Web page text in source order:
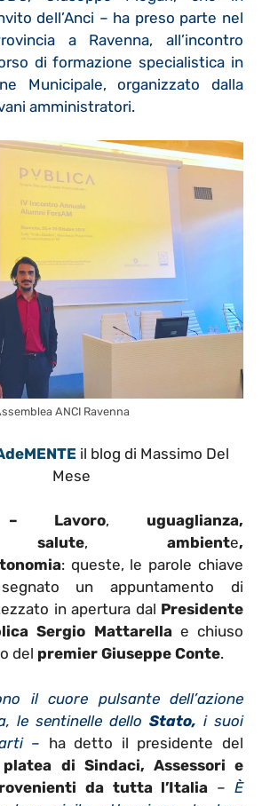
dell’Anci – ha preso parte nel
a Ravenna, all’incontro
di formazione specialistica in
Municipale, organizzato dalla
amministratori.
ANCI Ravenna
il blog di Massimo Del
Mese
– Lavoro, uguaglianza,
salute, ambiente,
: queste, le parole chiave
un appuntamento di
in apertura dal Presidente
Sergio Mattarellae chiuso
del premier Giuseppe Conte.
il cuore pulsante dell’azione
le sentinelle dello Stato, i suoi
– ha detto il presidente del
platea di Sindaci, Assessori e
da tutta l’Italia –È